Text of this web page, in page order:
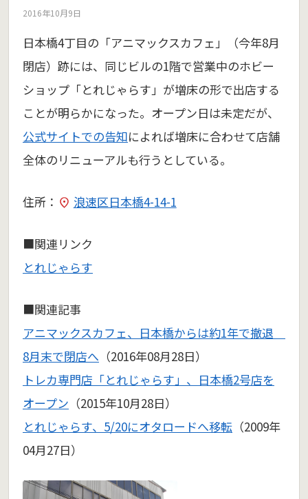
2016年10月9日
日本橋4丁目の「アニマックスカフェ」（今年8月
閉店）跡には、同じビルの1階で営業中のホビー
ショップ「とれじゃらす」が増床の形で出店する
ことが明らかになった。オープン日は未定だが、
公式サイトでの告知によれば増床に合わせて店舗
全体のリニューアルも行うとしている。
住所： 浪速区日本橋4-14-1
■関連リンク
とれじゃらす
■関連記事
アニマックスカフェ、日本橋からは約1年で撤退
8月末で閉店へ （2016年08月28日）
トレカ専門店「とれじゃらす」、日本橋2号店を
オープン （2015年10月28日）
とれじゃらす、5/20にオタロードへ移転 （2009年
04月27日）